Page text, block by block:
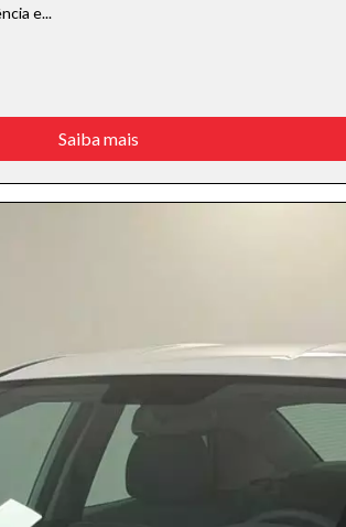
e...
Saiba mais